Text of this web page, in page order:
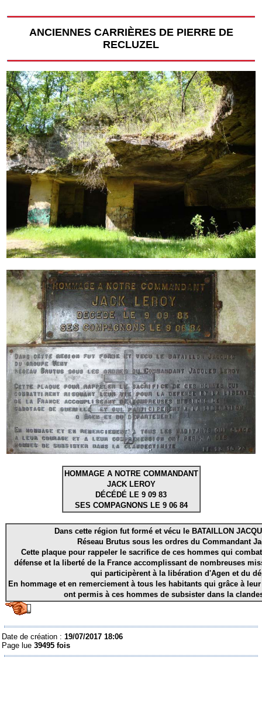
ANCIENNES CARRIÈRES DE PIERRE DE
RECLUZEL
HOMMAGE A NOTRE COMMANDANT
JACK LEROY
DÉCÉDÉ LE 9 09 83
SES COMPAGNONS LE 9 06 84
Dans cette région fut formé et vécu le BATAILLON
Réseau Brutus sous les ordres du Commandant
Cette plaque pour rappeler le sacrifice de ces hommes qui
défense et la liberté de la France accomplissant de nombreuses
qui participèrent à la libération d'Agen et du
En hommage et en remerciement à tous les habitants qui grâce à
ont permis à ces hommes de subsister dans la
Date de création :19/07/2017 18:06
Page lue39495 fois